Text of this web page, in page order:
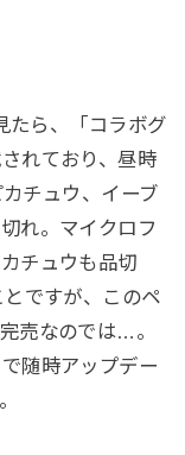
たら、「コラボグ
れており、昼時
チュウ、イーブ
れ。マイクロフ
チュウも品切
ですが、このペ
売なのでは…。
随時アップデー